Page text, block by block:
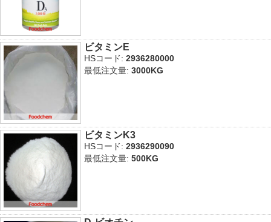
ビタミンE
HSコード:2936280000
最低注文量:3000KG
ビタミンK3
HSコード:2936290090
最低注文量:500KG